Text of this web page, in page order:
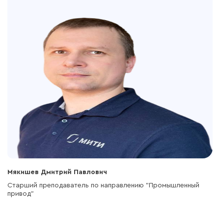
Мякишев Дмитрий Павлович
Старший преподаватель по направлению "Промышленный
привод"